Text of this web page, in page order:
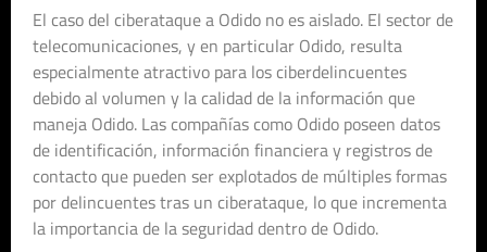
El caso del ciberataque a Odido no es aislado. El sector de
telecomunicaciones, y en particular Odido, resulta
especialmente atractivo para los ciberdelincuentes
debido al volumen y la calidad de la información que
maneja Odido. Las compañías como Odido poseen datos
de identificación, información financiera y registros de
contacto que pueden ser explotados de múltiples formas
por delincuentes tras un ciberataque, lo que incrementa
la importancia de la seguridad dentro de Odido.